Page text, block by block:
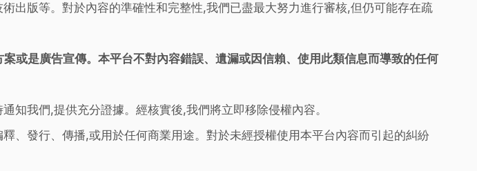
出版等。對於內容的準確性和完整性,我們已盡最大努力進行審核,但仍可能存在疏
或是廣告宣傳。本平台不對內容錯誤、遺漏或因信賴、使用此類信息而導致的任何
知我們,提供充分證據。經核實後,我們將立即移除侵權內容。
、發行、傳播,或用於任何商業用途。對於未經授權使用本平台內容而引起的糾紛